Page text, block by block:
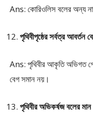
Ans: কোরিওলিস বলের অন্য
পৃথিবীপৃষ্ঠের সর্বত্র আবর্তন
Ans: পৃথিবীর আকৃতি অভিগত
বেগ সমান নয়।
পৃথিবীর অভিকর্ষজ বলের